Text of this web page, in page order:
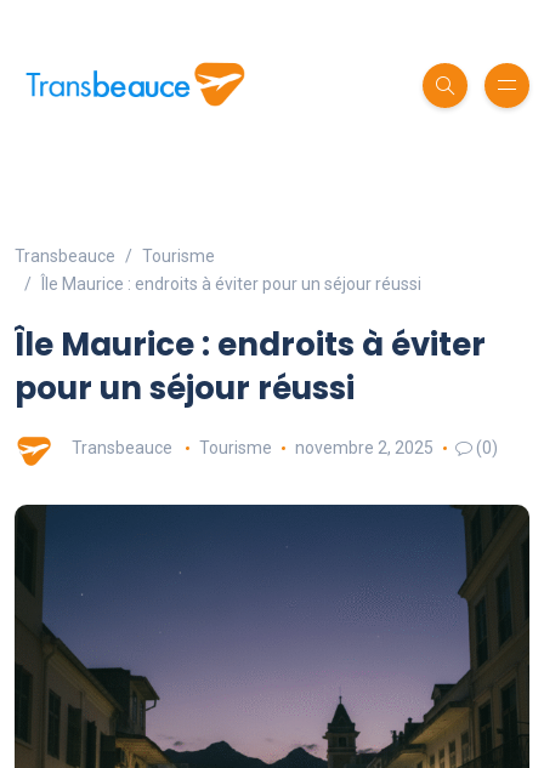
Transbeauce
Tourisme
Île Maurice : endroits à éviter pour un séjour réussi
Île Maurice : endroits à éviter
pour un séjour réussi
Transbeauce Tourisme novembre 2, 2025 (0)